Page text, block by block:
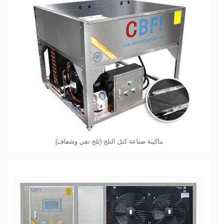
ماكينة صناعة كتل الثلج (ثلج نقي وشفاف)